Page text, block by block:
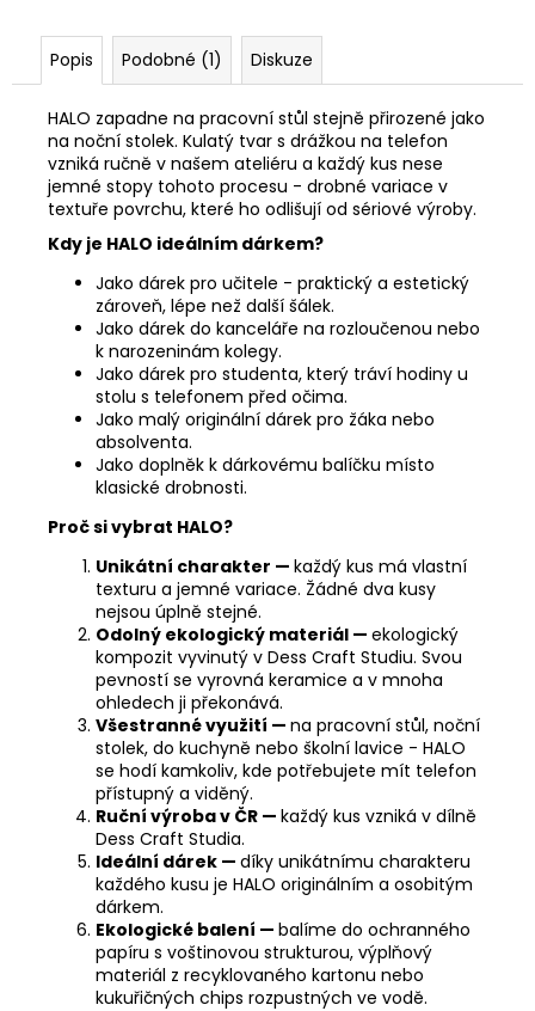
Popis Podobné (1) Diskuze
HALO zapadne na pracovní stůl stejně přirozené jako
na noční stolek. Kulatý tvar s drážkou na telefon
vzniká ručně v našem ateliéru a každý kus nese
jemné stopy tohoto procesu - drobné variace v
textuře povrchu, které ho odlišují od sériové výroby.
Kdy je HALO ideálním dárkem?
Jako dárek pro učitele - praktický a estetický
zároveň, lépe než další šálek.
Jako dárek do kanceláře na rozloučenou nebo
k narozeninám kolegy.
Jako dárek pro studenta, který tráví hodiny u
stolu s telefonem před očima.
Jako malý originální dárek pro žáka nebo
absolventa.
Jako doplněk k dárkovému balíčku místo
klasické drobnosti.
Proč si vybrat HALO?
Unikátní charakter — každý kus má vlastní
texturu a jemné variace. Žádné dva kusy
nejsou úplně stejné.
Odolný ekologický materiál — ekologický
kompozit vyvinutý v Dess Craft Studiu. Svou
pevností se vyrovná keramice a v mnoha
ohledech ji překonává.
Všestranné využití — na pracovní stůl, noční
stolek, do kuchyně nebo školní lavice - HALO
se hodí kamkoliv, kde potřebujete mít telefon
přístupný a viděný.
Ruční výroba v ČR — každý kus vzniká v dílně
Dess Craft Studia.
Ideální dárek — díky unikátnímu charakteru
každého kusu je HALO originálním a osobitým
dárkem.
Ekologické balení — balíme do ochranného
papíru s voštinovou strukturou, výplňový
materiál z recyklovaného kartonu nebo
kukuřičných chips rozpustných ve vodě.